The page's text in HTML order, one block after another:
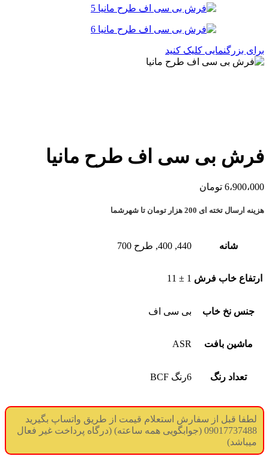
برای بزرگنمایی کلیک کنید
فرش بی سی اف طرح مانیا
6،900،000 تومان
هزینه ارسال تخته ای 200 هزار تومان تا شهرشما
شانه 440, 400, طرح 700
ارتفاع خاب فرش 1 ± 11
جنس نخ خاب بی سی اف
ماشین بافت ASR
تعداد رنگ 6رنگ BCF
لطفا قبل از سفارش استعلام قیمت از طریق واتساپ بگیرید
09017737488 (جوابگویی همه ساعته) (درگاه پرداخت غیر فعال
میباشد)